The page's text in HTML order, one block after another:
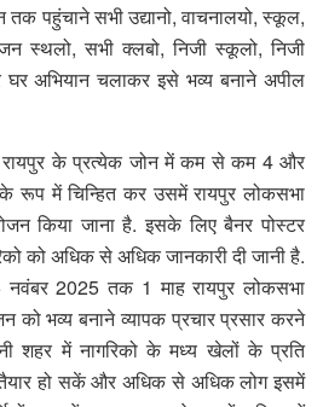
पहुंचाने सभी उद्यानो, वाचनालयो, स्कूल,
स्थलो, सभी क्लबो, निजी स्कूलो, निजी
अभियान चलाकर इसे भव्य बनाने अपील
रायपुर के प्रत्येक जोन में कम से कम 4 और
रूप में चिन्हित कर उसमें रायपुर लोकसभा
किया जाना है. इसके लिए बैनर पोस्टर
को अधिक से अधिक जानकारी दी जानी है.
2025 तक 1 माह रायपुर लोकसभा
भव्य बनाने व्यापक प्रचार प्रसार करने
शहर में नागरिको के मध्य खेलों के प्रति
हो सकें और अधिक से अधिक लोग इसमें